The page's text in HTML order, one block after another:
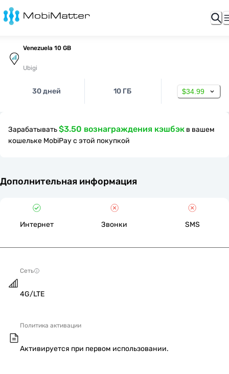
Venezuela 10 GB
Ubigi
30 дней 10 ГБ $34.99
Зарабатывать$3.50 вознаграждения кэшбэк в вашем
кошельке MobiPay с этой покупкой
Дополнительная информация
Интернет Звонки SMS
Сеть
4G/LTE
Политика активации
Активируется при первом использовании.